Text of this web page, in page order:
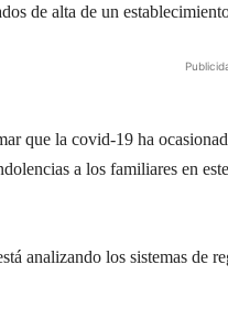
de alta de un
que la covid-19 ha
a los familiares en
analizando los sistemas de